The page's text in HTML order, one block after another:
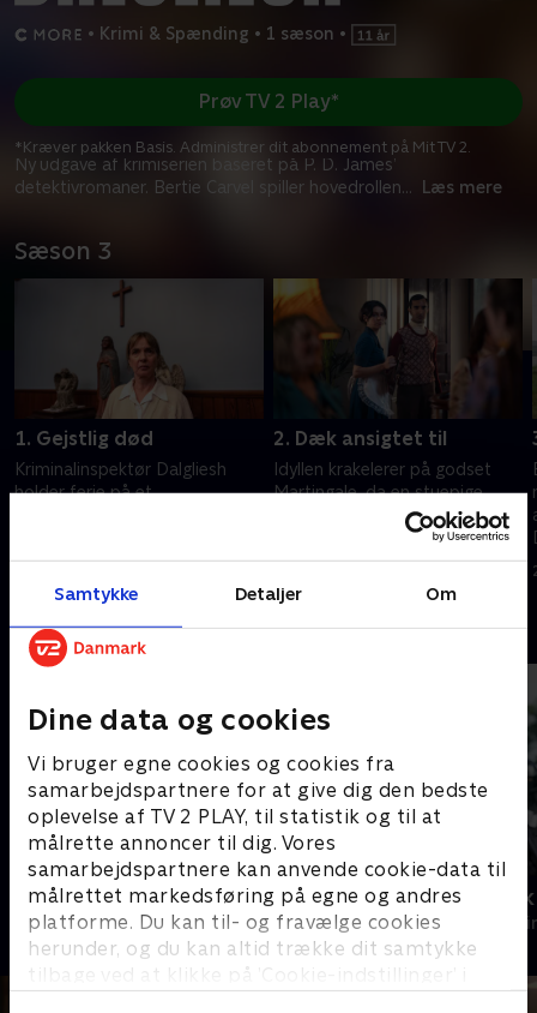
Samtykke Detaljer Om
Dine data og cookies
Vi bruger egne cookies og cookies fra
samarbejdspartnere for at give dig den bedste
oplevelse af TV 2 PLAY, til statistik og til at
målrette annoncer til dig. Vores
samarbejdspartnere kan anvende cookie-data til
målrettet markedsføring på egne og andres
platforme. Du kan til- og fravælge cookies
herunder, og du kan altid trække dit samtykke
tilbage ved at klikke på ’Cookie-indstillinger’ i
• Krimi & Spænding • 1 sæson •
Ny udgave af krimiserien baseret på P. D. James’
detektivromaner. Bertie Carvel spiller hovedrollen... Læs mere
Prøv TV 2 Play*
*Kræver pakken Basis. Administrer dit abonnement på Mit TV 2.
Sæson 3
1. Gejstlig død
Kriminalinspektør Dalgliesh
holder ferie på et
myrdet i seminariets kirke
2. Dæk ansigtet til
Idyllen krakelerer på godset
Martingale, da en stuepige
bliver fundet myrdet dagen
efter den årlige kirkebasar. En
lokal står frem med en
Andre så også
Granite Harbour
Krimi & Spænding • 2 sæsoner
Van der Valk
Krimi &